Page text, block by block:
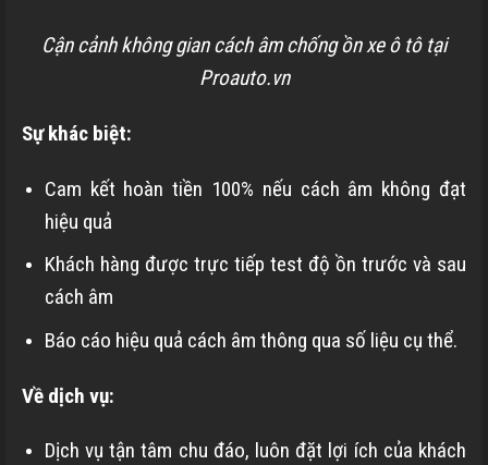
Cận cảnh không gian cách âm chống ồn xe ô tô tại
Proauto.vn
Sự khác biệt:
Cam kết hoàn tiền 100% nếu cách âm không đạt
hiệu quả
Khách hàng được trực tiếp test độ ồn trước và sau
cách âm
Báo cáo hiệu quả cách âm thông qua số liệu cụ thể.
Về dịch vụ:
Dịch vụ tận tâm chu đáo, luôn đặt lợi ích của khách